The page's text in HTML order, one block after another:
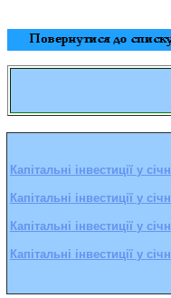
Капітальні інвестиції у січн
Капітальні інвестиції у січн
Капітальні інвестиції у січн
Капітальні інвестиції у січн